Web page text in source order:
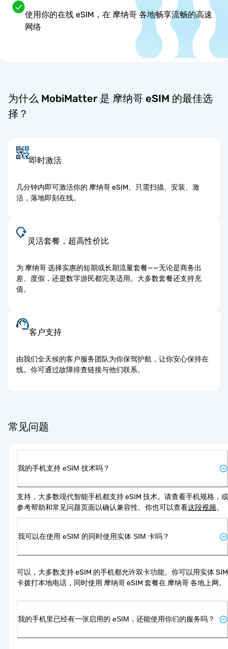
使用你的在线 eSIM，在 摩纳哥 各地畅享流畅的高速
网络
为什么 MobiMatter 是 摩纳哥 eSIM 的最佳选
择？
即时激活
几分钟内即可激活你的 摩纳哥 eSIM。只需扫描、安装、激
活，落地即刻在线。
灵活套餐，超高性价比
为 摩纳哥 选择实惠的短期或长期流量套餐——无论是商务出
差、度假，还是数字游民都完美适用。大多数套餐还支持充
值。
客户支持
由我们全天候的客户服务团队为你保驾护航，让你安心保持在
线。你可通过故障排查链接与他们联系。
常见问题
我的手机支持 eSIM 技术吗？
支持，大多数现代智能手机都支持 eSIM 技术。请查看手机规格，或
参考帮助和常见问题页面以确认兼容性。你也可以查看这段视频。
我可以在使用 eSIM 的同时使用实体 SIM 卡吗？
可以，大多数支持 eSIM 的手机都允许双卡功能。你可以用实体 SIM
卡拨打本地电话，同时使用 摩纳哥 eSIM 套餐在 摩纳哥 各地上网。
我的手机里已经有一张启用的 eSIM，还能使用你们的服务吗？